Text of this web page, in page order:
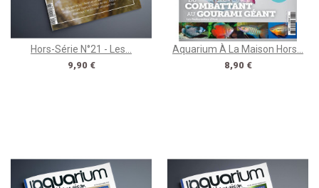
Hors-Série N°21 - Les...
Prix
9,90 €
Aquarium À La Maison Hors...
Prix
8,90 €